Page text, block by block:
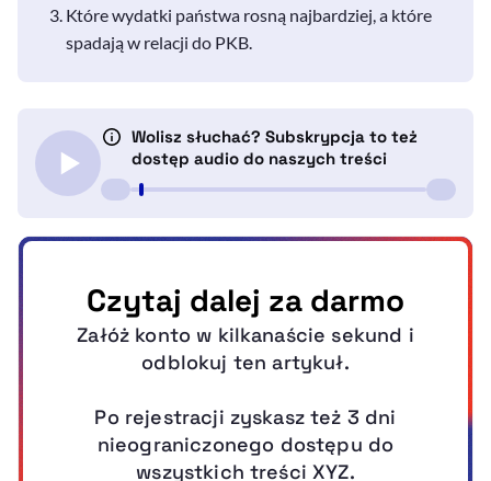
Które wydatki państwa rosną najbardziej, a które
spadają w relacji do PKB.